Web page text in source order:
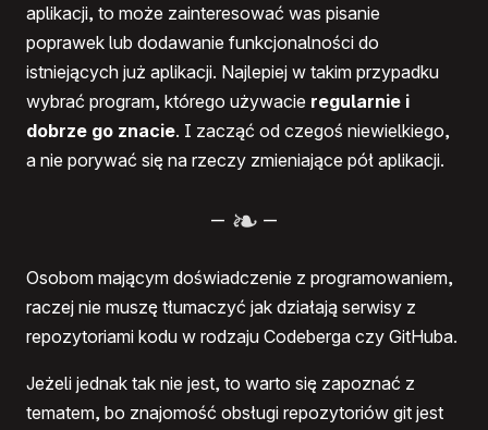
aplikacji, to może zainteresować was pisanie
poprawek lub dodawanie funkcjonalności do
istniejących już aplikacji. Najlepiej w takim przypadku
wybrać program, którego używacie regularnie i
dobrze go znacie. I zacząć od czegoś niewielkiego,
a nie porywać się na rzeczy zmieniające pół aplikacji.
– –
Osobom mającym doświadczenie z programowaniem,
raczej nie muszę tłumaczyć jak działają serwisy z
repozytoriami kodu w rodzaju Codeberga czy GitHuba.
Jeżeli jednak tak nie jest, to warto się zapoznać z
tematem, bo znajomość obsługi repozytoriów git jest